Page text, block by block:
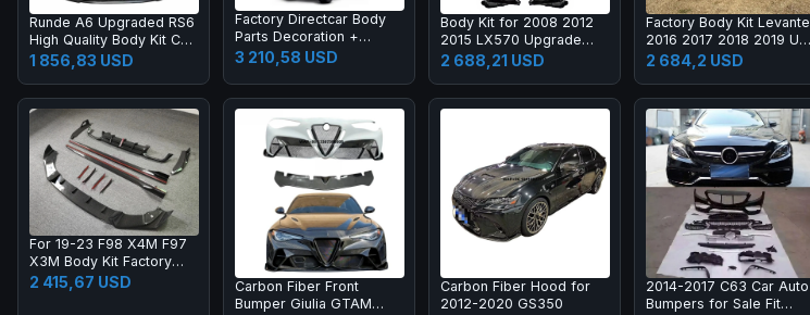
Runde A6 Upgraded RS6
High Quality Body Kit Car
Bumper Grille Rear Lips
Tail Throat Tail Wing
Sales
1 856,83 USD
Factory Directcar Body
Parts Decoration +
protection Car Body
Parts Car Accessories
3 210,58 USD
Body Kit for 2008 2012
2015 LX570 Upgrade
2018 LX Super Sport
Grille Bumper Led
Light
2 688,21 USD
Factory Body Kit Levante
2016 2017 2018 2019 Up
2020 2021
2 684,2 USD
For 19-23 F98 X4M F97
X3M Body Kit Factory
Direct Selling Carbon
Fiber AE Style Front
2 415,67 USD
Carbon Fiber Front
Bumper Giulia GTAM
Carbon Fiber Hood for
2012-2020 GS350
2014-2017 C63 Car Auto
Bumpers for Sale Fit